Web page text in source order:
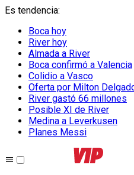
Es tendencia:
Boca hoy
River hoy
Almada a River
Boca confirmó a Valencia
Colidio a Vasco
Oferta por Milton
River gastó 66 millones
Posible XI de River
Medina a Leverkusen
Planes Messi